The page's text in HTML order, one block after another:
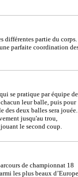
différentes partie du corps.
parfaite coordination
se pratique par équipe de
leur balle, puis pour
des deux balles sera jouée.
jusqu'au trou,
le second coup.
de championnat 18
les plus beaux